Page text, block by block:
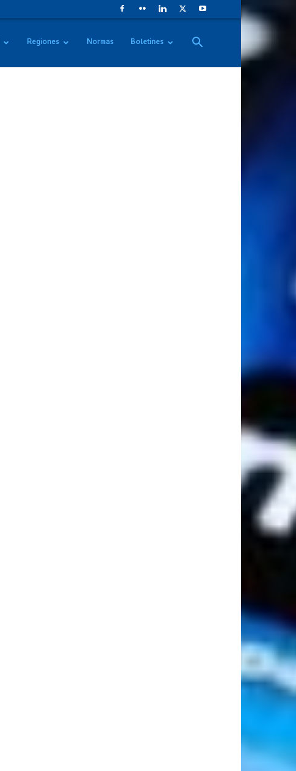
Regiones Normas Boletines